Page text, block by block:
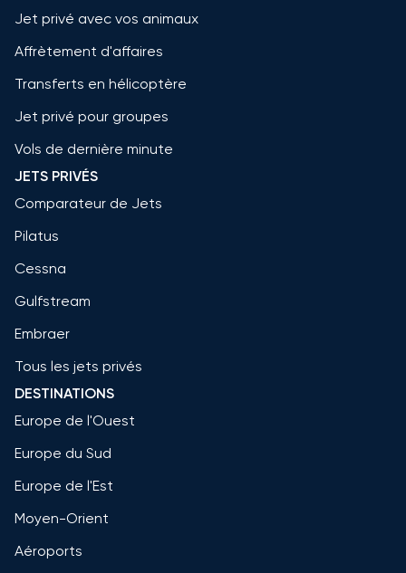
Jet privé avec vos animaux
Affrètement d'affaires
Transferts en hélicoptère
Jet privé pour groupes
Vols de dernière minute
JETS PRIVÉS
Comparateur de Jets
Pilatus
Cessna
Gulfstream
Embraer
Tous les jets privés
DESTINATIONS
Europe de l'Ouest
Europe du Sud
Europe de l'Est
Moyen-Orient
Aéroports